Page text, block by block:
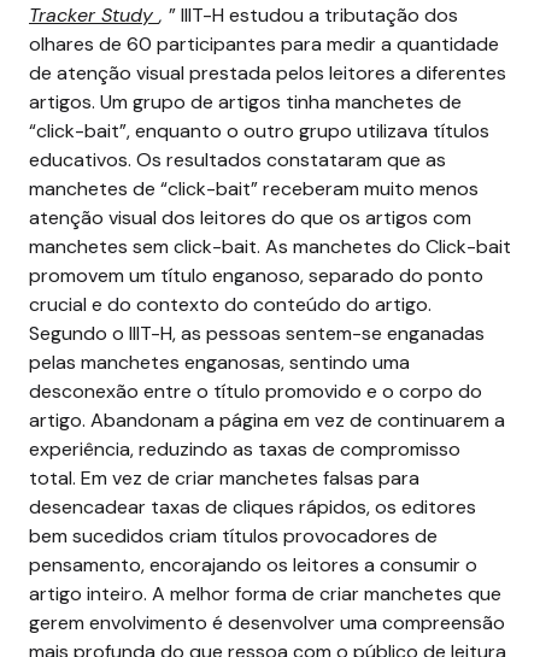
Tracker Study , ” IIIT-H estudou a tributação dos
olhares de 60 participantes para medir a quantidade
de atenção visual prestada pelos leitores a diferentes
artigos. Um grupo de artigos tinha manchetes de
“click-bait”, enquanto o outro grupo utilizava títulos
educativos. Os resultados constataram que as
manchetes de “click-bait” receberam muito menos
atenção visual dos leitores do que os artigos com
manchetes sem click-bait. As manchetes do Click-bait
promovem um título enganoso, separado do ponto
crucial e do contexto do conteúdo do artigo.
Segundo o IIIT-H, as pessoas sentem-se enganadas
pelas manchetes enganosas, sentindo uma
desconexão entre o título promovido e o corpo do
artigo. Abandonam a página em vez de continuarem a
experiência, reduzindo as taxas de compromisso
total. Em vez de criar manchetes falsas para
desencadear taxas de cliques rápidos, os editores
bem sucedidos criam títulos provocadores de
pensamento, encorajando os leitores a consumir o
artigo inteiro. A melhor forma de criar manchetes que
gerem envolvimento é desenvolver uma compreensão
mais profunda do que ressoa com o público de leitura